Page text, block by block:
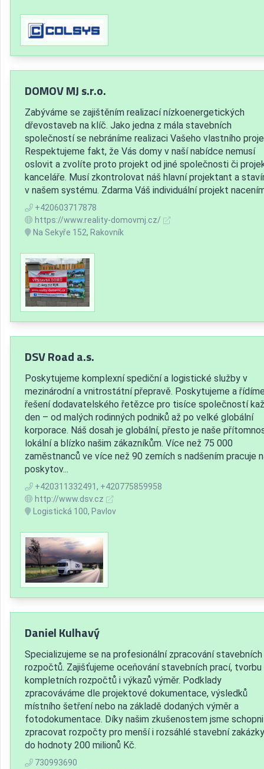
DOMOV MJ s.r.o.
Zabýváme se zajištěním realizací nízkoenergetických
dřevostaveb na klíč. Jako jedna z mála stavebních
společností se nebráníme realizaci Vašeho vlastního
Respektujeme fakt, že Vás domy v naší nabídce nemusí
oslovit a zvolíte proto projekt od jiné společnosti či
kanceláře. Musí zkontrolovat náš hlavní projektant a
v našem systému. Zdarma Váš individuální projekt
+420603717878
https://www.reality-domovmj.cz/
Na Sekyře 152, Rakovník
DSV Road a.s.
Poskytujeme komplexní spediční a logistické služby v
mezinárodní a vnitrostátní přepravě. Poskytujeme a
řešení dodavatelského řetězce pro tisíce společností
den – od malých rodinných podniků až po velké globální
korporace. Náš dosah je globální, přesto je naše
lokální a blízko našim zákazníkům. Více než 75 000
zaměstnanců ve více než 90 zemích s nadšením pracuje
poskytov...
+420311332491, +420775859958
http://www.dsv.cz
Logistická 100, Pavlov
Daniel Kulhavý
Specializujeme se na profesionální zpracování stavebních
rozpočtů. Zajišťujeme oceňování stavebních prací, tvorbu
kompletních rozpočtů i výkazů výměr. Podklady
zpracováváme dle projektové dokumentace, výsledků
místního šetření nebo na základě dodaných výměr a
fotodokumentace. Díky našim zkušenostem jsme schopni
zpracovat rozpočty pro menší i rozsáhlé stavební
do hodnoty 200 milionů Kč.
730993690